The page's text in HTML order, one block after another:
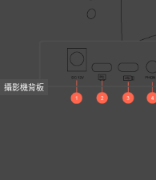
攝影機背板